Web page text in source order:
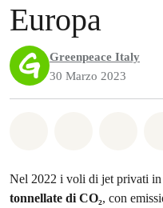
Europa
Greenpeace Italy
30 Marzo 2023
Nel 2022 i voli di jet privati
tonnellate di CO₂, con